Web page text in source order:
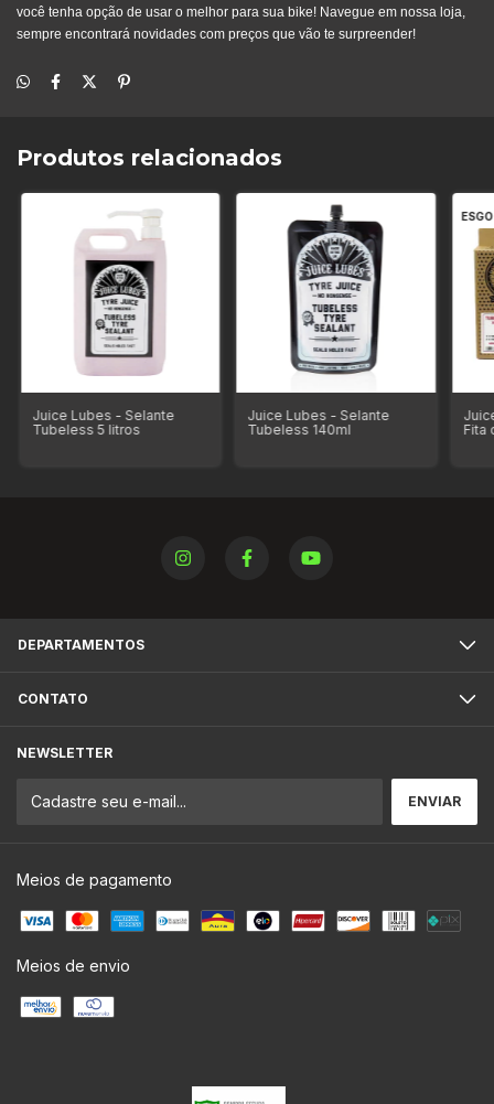
você tenha opção de usar o melhor para sua bike! Navegue em nossa loja,
sempre encontrará novidades com preços que vão te surpreender!
Produtos relacionados
Juice Lubes - Selante
Tubeless 5 litros
Juice Lubes - Selante
Tubeless 140ml
Fita
DEPARTAMENTOS
CONTATO
NEWSLETTER
Meios de pagamento
Meios de envio